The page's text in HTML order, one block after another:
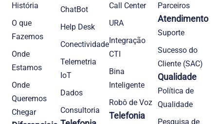
História
O que
Fazemos
Onde
Estamos
Onde
Queremos
Chegar
ChatBot
Help Desk
Conectividade
Telemetria
IoT
Dados
Consultoria
Call Center
URA
Integração
CTI
Bina
Inteligente
Robô de Voz
Telefonia
Parceiros
Atendimento
Suporte
Sucesso do
Cliente (SAC)
Qualidade
Política de
Qualidade
Pesquisa de